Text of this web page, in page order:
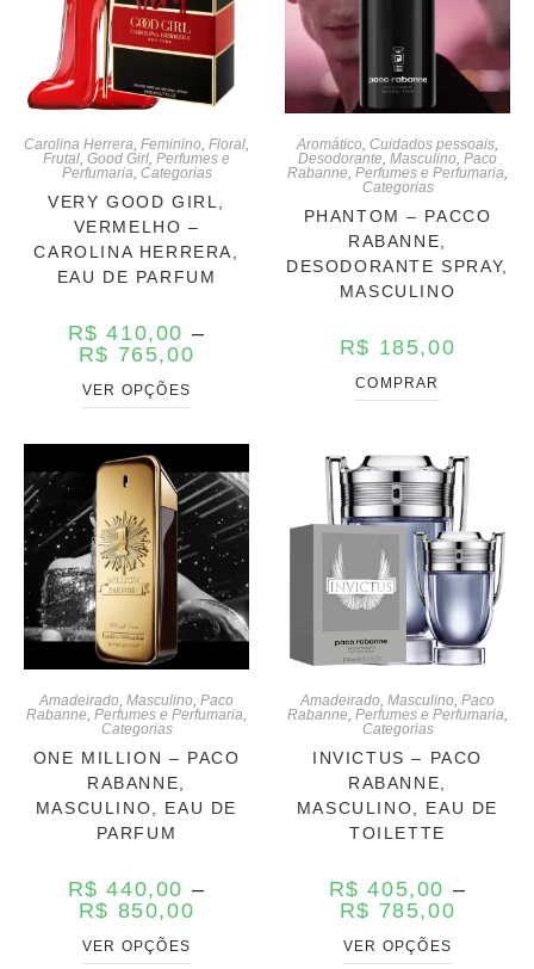
Carolina Herrera Feminino Floral
Frutal Good Girl Perfumes e
Perfumaria Categorias
VERY GOOD GIRL,
VERMELHO –
CAROLINA HERRERA,
EAU DE PARFUM
R$ 410,00 –
R$ 765,00
VER OPÇÕES
Aromático Cuidados pessoais
Desodorante Masculino Paco
Rabanne Perfumes e Perfumaria
Categorias
PHANTOM – PACCO
RABANNE,
DESODORANTE SPRAY,
MASCULINO
R$ 185,00
COMPRAR
Amadeirado Masculino Paco
Rabanne Perfumes e Perfumaria
Categorias
ONE MILLION – PACO
RABANNE,
MASCULINO, EAU DE
PARFUM
R$ 440,00 –
R$ 850,00
VER OPÇÕES
Amadeirado Masculino Paco
Rabanne Perfumes e Perfumaria
Categorias
INVICTUS – PACO
RABANNE,
MASCULINO, EAU DE
TOILETTE
R$ 405,00 –
R$ 785,00
VER OPÇÕES